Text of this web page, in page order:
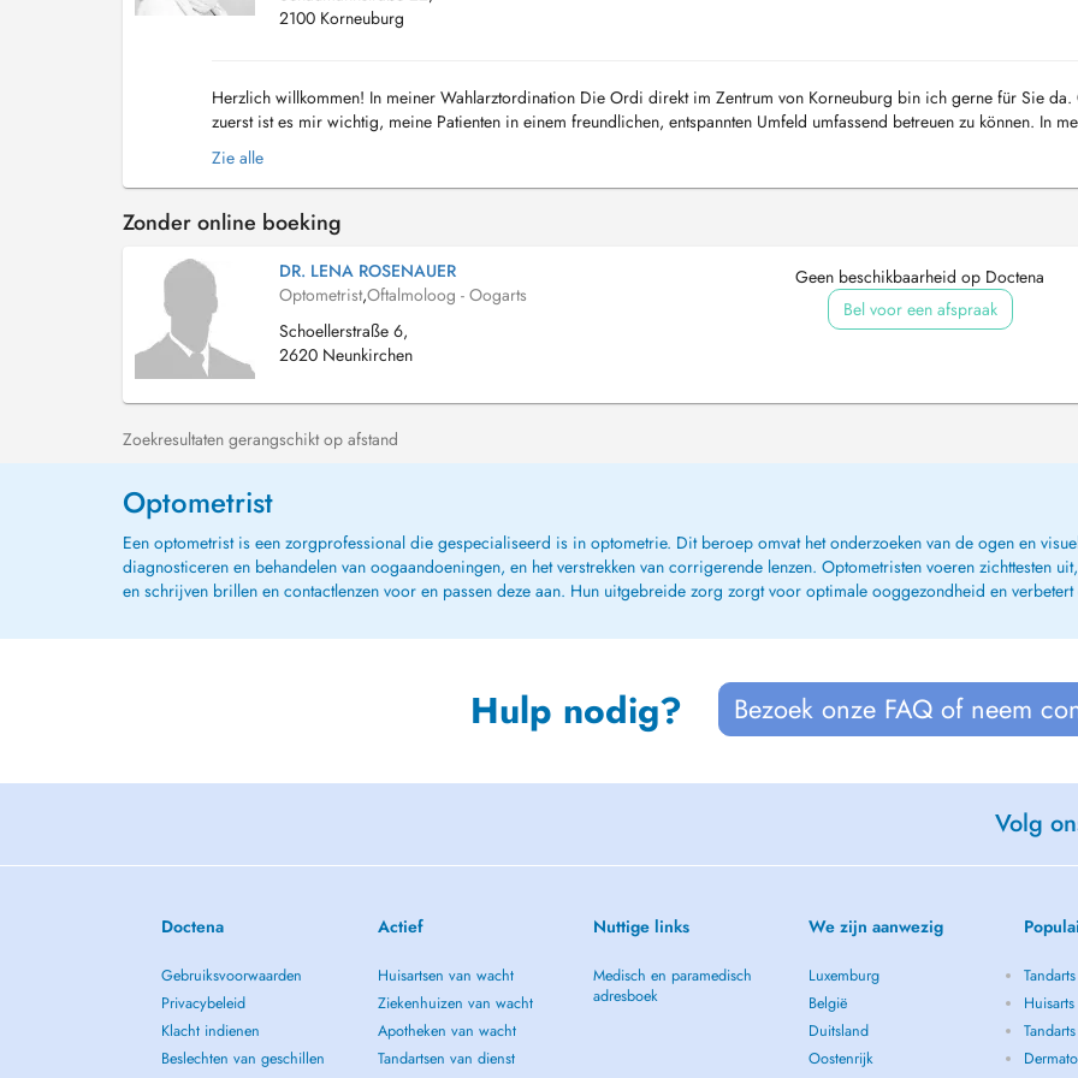
2100 Korneuburg
Herzlich willkommen! In meiner Wahlarztordination Die Ordi direkt im Zentrum von Korneuburg bin ich gerne für Sie da.
zuerst ist es mir wichtig, meine Patienten in einem freundlichen, entspannten Umfeld umfassend betreuen zu können. In
Wahlarztordination die mit modernsten medi...
Zie alle
Zonder online boeking
DR. LENA ROSENAUER
Optometrist,Oftalmoloog - Oogarts
Schoellerstraße 6,
2620 Neunkirchen
Geen beschikbaarheid op Doctena
Bel voor een afspraak
Zoekresultaten gerangschikt op afstand
Optometrist
Een optometrist is een zorgprofessional die gespecialiseerd is in optometrie. Dit beroep omvat het onderzoeken van de ogen en
diagnosticeren en behandelen van oogaandoeningen, en het verstrekken van corrigerende lenzen. Optometristen voeren zichttesten
en schrijven brillen en contactlenzen voor en passen deze aan. Hun uitgebreide zorg zorgt voor optimale ooggezondheid en verbetert
Hulp nodig? Bezoek onze FAQ of neem
Volg
Doctena
Gebruiksvoorwaarden
Privacybeleid
Klacht indienen
Beslechten van geschillen
Actief
Huisartsen van wacht
Ziekenhuizen van wacht
Apotheken van wacht
Tandartsen van dienst
Nuttige links
Medisch en paramedisch
adresboek
We zijn aanwezig
Luxemburg
België
Duitsland
Oostenrijk